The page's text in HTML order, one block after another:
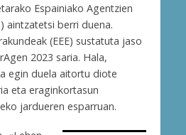
Espainiako Agentzien
aintzatetsi berri duena.
(EEE) sustatuta jaso
2023 saria. Hala,
egin duela aitortu diote
eta eraginkortasun
jardueren esparruan.